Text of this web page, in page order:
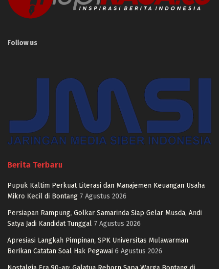
Follow us
Berita Terbaru
Pupuk Kaltim Perkuat Literasi dan Manajemen Keuangan Usaha
Mikro Kecil di Bontang 7 Agustus 2026
Persiapan Rampung, Golkar Samarinda Siap Gelar Musda, Andi
Satya Jadi Kandidat Tunggal 7 Agustus 2026
Apresiasi Langkah Pimpinan, SPK Universitas Mulawarman
Berikan Catatan Soal Hak Pegawai 6 Agustus 2026